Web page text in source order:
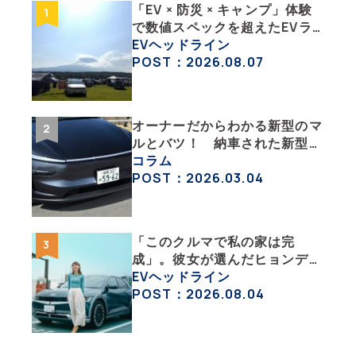
「EV × 防災 × キャンプ」体験
で数値スペックを超えたEVラ
イフの豊かさを実感【 EV
SUMMER CAMP 2026 】
EVヘッドライン
POST：2026.08.07
オーナーだからわかる新型のマ
ルとバツ！ 納車された新型を
旧型モデルＹと細部まで比べて
みた【テスラ沼にはまった大学
コラム
POST：2026.03.04
「このクルマで私の家は完
成」。彼女が選んだヒョンデ
「IONIQ 5」の「エネルギーハ
ック」な生活【ななみんEVレ
EVヘッドライン
POST：2026.08.04